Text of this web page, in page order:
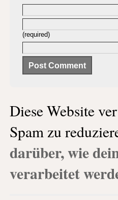
(required)
Diese Website
Spam zu
darüber, wie
verarbeitet